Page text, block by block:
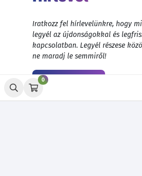
0
Iratkozz fel hírlevelünkre, hogy
legyél az újdonságokkal és
kapcsolatban. Legyél részese
ne maradj le semmiről!